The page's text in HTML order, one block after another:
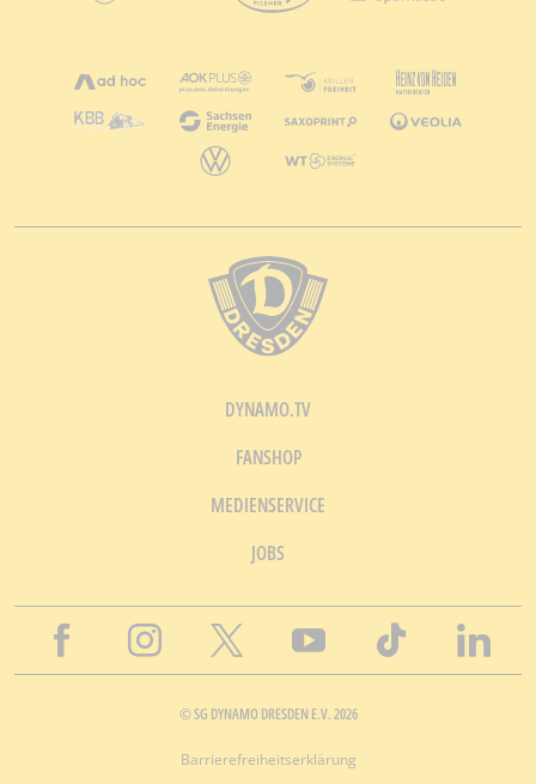
DYNAMO.TV
FANSHOP
MEDIENSERVICE
JOBS
© SG DYNAMO DRESDEN E.V. 2026
Barrierefreiheitserklärung